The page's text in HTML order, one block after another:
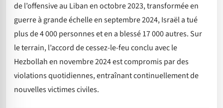
de l’offensive au Liban en octobre 2023, transformée en
guerre à grande échelle en septembre 2024, Israël a tué
plus de 4 000 personnes et en a blessé 17 000 autres. Sur
le terrain, l’accord de cessez-le-feu conclu avec le
Hezbollah en novembre 2024 est compromis par des
violations quotidiennes, entraînant continuellement de
nouvelles victimes civiles.